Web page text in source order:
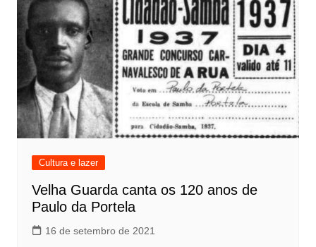
Cultura e lazer
Velha Guarda canta os 120 anos de
Paulo da Portela
16 de setembro de 2021